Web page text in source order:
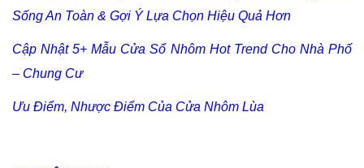
Sống An Toàn & Gợi Ý Lựa Chọn Hiệu Quả Hơn
Cập Nhật 5+ Mẫu Cửa Sổ Nhôm Hot Trend Cho Nhà Phố
– Chung Cư
Ưu Điểm, Nhược Điểm Của Cửa Nhôm Lùa